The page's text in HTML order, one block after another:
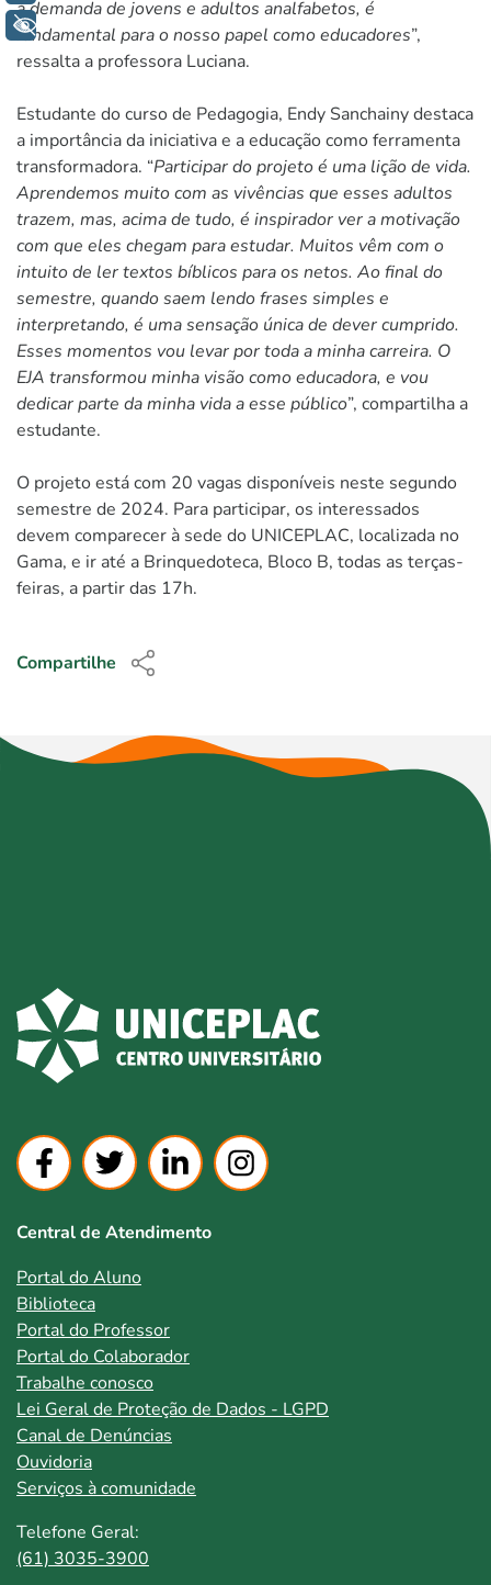
à demanda de jovens e adultos analfabetos, é
fundamental para o nosso papel como educadores”,
ressalta a professora Luciana.
Estudante do curso de Pedagogia, Endy Sanchainy destaca
a importância da iniciativa e a educação como ferramenta
transformadora. “Participar do projeto é uma lição de vida.
Aprendemos muito com as vivências que esses adultos
trazem, mas, acima de tudo, é inspirador ver a motivação
com que eles chegam para estudar. Muitos vêm com o
intuito de ler textos bíblicos para os netos. Ao final do
semestre, quando saem lendo frases simples e
interpretando, é uma sensação única de dever cumprido.
Esses momentos vou levar por toda a minha carreira. O
EJA transformou minha visão como educadora, e vou
dedicar parte da minha vida a esse público”, compartilha a
estudante.
O projeto está com 20 vagas disponíveis neste segundo
semestre de 2024. Para participar, os interessados
devem comparecer à sede do UNICEPLAC, localizada no
Gama, e ir até a Brinquedoteca, Bloco B, todas as terças-
feiras, a partir das 17h.
Compartilhe
Central de Atendimento
Portal do Aluno
Biblioteca
Portal do Professor
Portal do Colaborador
Trabalhe conosco
Lei Geral de Proteção de Dados - LGPD
Canal de Denúncias
Ouvidoria
Serviços à comunidade
Telefone Geral:
(61) 3035-3900
+ Acessibilidade